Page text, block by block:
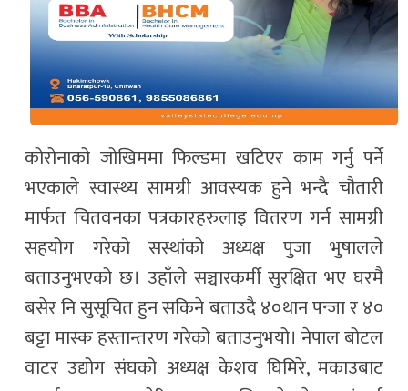
कोरोनाको जोखिममा फिल्डमा खटिएर काम गर्नु पर्ने
भएकाले स्वास्थ्य सामग्री आवस्यक हुने भन्दै चौतारी
मार्फत चितवनका पत्रकारहरुलाइ वितरण गर्न सामग्री
सहयोग गरेको सस्थांको अध्यक्ष पुजा भुषालले
बताउनुभएको छ। उहाँले सञ्चारकर्मी सुरक्षित भए घरमै
बसेर नि सुसूचित हुन सकिने बताउदै ४०थान पन्जा र ४०
बट्टा मास्क हस्तान्तरण गरेको बताउनुभयो। नेपाल बोटल
वाटर उद्योग संघको अध्यक्ष केशव घिमिरे, मकाउबाट